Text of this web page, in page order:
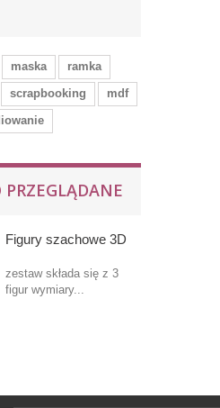
maska
ramka
scrapbooking
mdf
Figury szachowe 3D
zestaw składa się z 3
figur wymiary...